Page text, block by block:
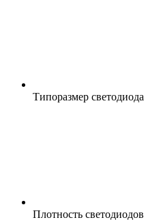
Типоразмер светодиода
Плотность светодиодов